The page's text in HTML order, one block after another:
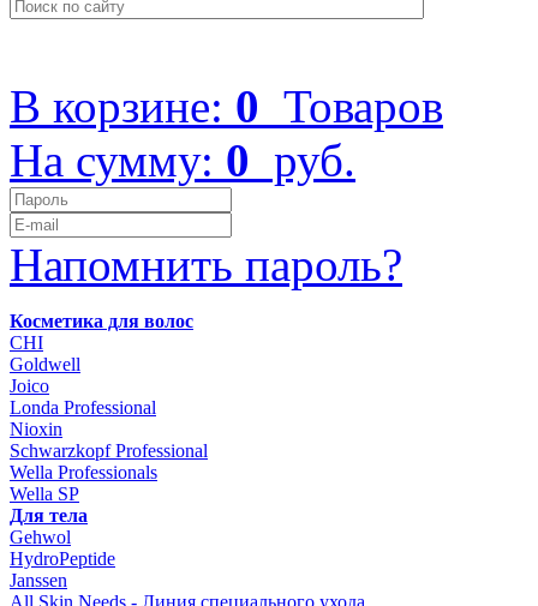
В корзине: 0 Товаров
На сумму: 0 руб.
Напомнить пароль?
Косметика для волос
CHI
Goldwell
Joico
Londa Professional
Nioxin
Schwarzkopf Professional
Wella Professionals
Wella SP
Для тела
Gehwol
HydroPeptide
Janssen
All Skin Needs - Линия специального ухода